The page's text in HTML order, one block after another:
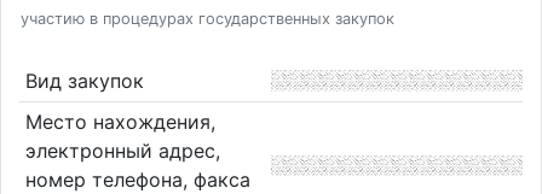
участию в процедурах государственных закупок
Вид закупок
Место нахождения,
электронный адрес,
номер телефона, факса